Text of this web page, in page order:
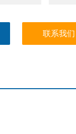
联系我们